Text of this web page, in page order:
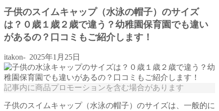
子供のスイムキャップ（水泳の帽子）のサイズ
は？０歳１歳２歳で違う？幼稚園保育園でも違い
があるの？口コミもご紹介します！
itakon- 2025年1月25日
記事内に商品プロモーションを含む場合があります
子供のスイムキャップ（水泳の帽子）のサイズは、一般的に